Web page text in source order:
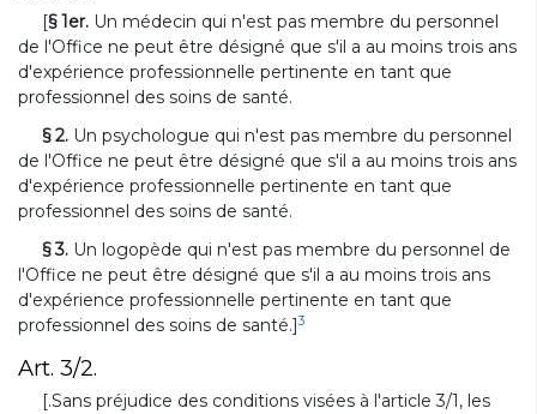
[§ 1er. Un médecin qui n'est pas membre du personnel
de l'Office ne peut être désigné que s'il a au moins trois ans
d'expérience professionnelle pertinente en tant que
professionnel des soins de santé.
§ 2. Un psychologue qui n'est pas membre du personnel
de l'Office ne peut être désigné que s'il a au moins trois ans
d'expérience professionnelle pertinente en tant que
professionnel des soins de santé.
§ 3. Un logopède qui n'est pas membre du personnel de
l'Office ne peut être désigné que s'il a au moins trois ans
d'expérience professionnelle pertinente en tant que
professionnel des soins de santé.]3
Art. 3/2.
[.Sans préjudice des conditions visées à l'article 3/1, les